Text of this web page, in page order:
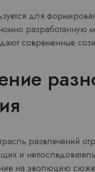
для
разработанную
современные
развлечений
и
на эволюцию